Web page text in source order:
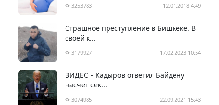
3253783 12.01.2018 4:49
Страшное преступление в Бишкеке. В
своей к...
3179927 17.02.2023 10:54
ВИДЕО - Кадыров ответил Байдену
насчет сек...
3074985 22.09.2021 15:43